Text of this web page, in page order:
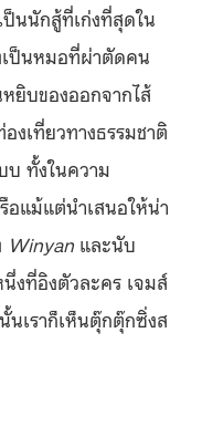
นนักสู้ที่เก่งที่สุดใน
เป็นหมอที่ผ่าตัดคน
ยิบของออกจากไส้
เที่ยวทางธรรมชาติ
บ ทั้งในความ
แม้แต่นำเสนอให้น่า
Winyan และนับ
งที่อิงตัวละคร เจมส์
เราก็เห็นตุ๊กตุ๊กซิ่งส